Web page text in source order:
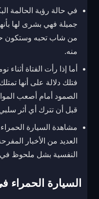
في حالة رؤية الحالمة
جميلة فهي بشرى لها
من شاب تحبه وستكون
منه.
أما إذا رأت الفتاة أثناء
فتلك دلالة على أنها
الصمود أمام أصعب
قبل أن تترك أي أثر
مشاهدة السيارة
العديد من الأخبار
النفسية بشل ملحوظ
السيارة الحمراء